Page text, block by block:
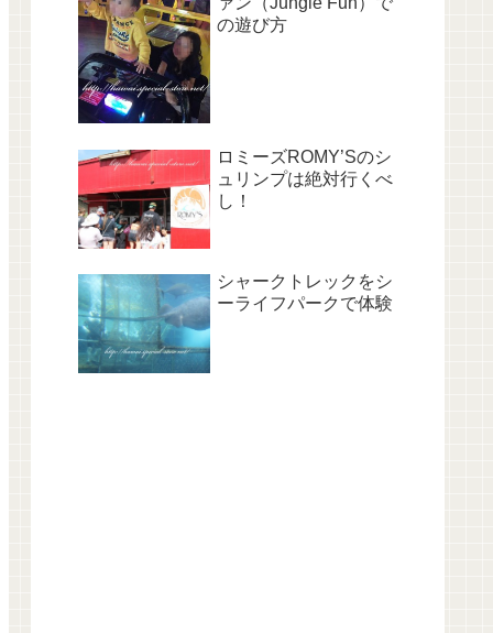
の遊び方
ロミーズROMY’Sのシ
ュリンプは絶対行くべ
し！
シャークトレックをシ
ーライフパークで体験